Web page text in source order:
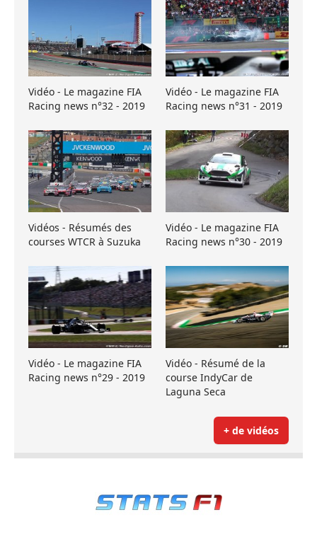
Vidéo - Le magazine FIA
Racing news n°32 - 2019
Vidéo - Le magazine FIA
Racing news n°31 - 2019
Vidéos - Résumés des
courses WTCR à Suzuka
Vidéo - Le magazine FIA
Racing news n°30 - 2019
Vidéo - Le magazine FIA
Racing news n°29 - 2019
Vidéo - Résumé de la
course IndyCar de
Laguna Seca
+ de vidéos